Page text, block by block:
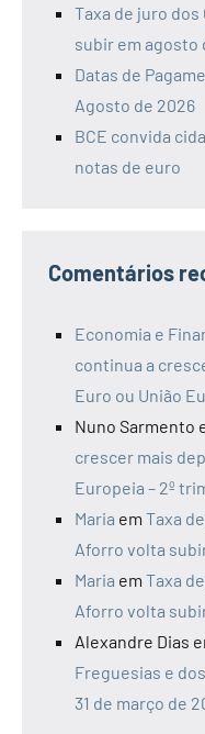
Taxa de juro
subir em agosto
Datas de
Agosto de 2026
BCE convida
notas de euro
Comentários
Economia e
continua a
Euro ou União
Nuno Sarmento
crescer mais
Europeia – 2º
Maria em Taxa
Aforro volta
Maria em Taxa
Aforro volta
Alexandre Dias
Freguesias e
31 de março de